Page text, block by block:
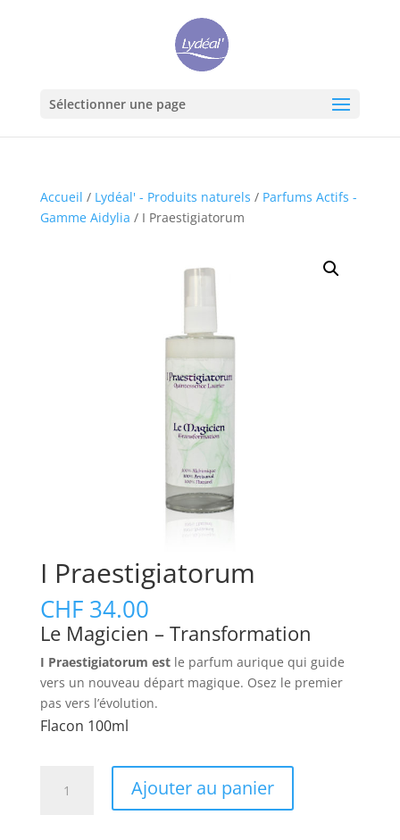
Sélectionner une page
Accueil / Lydéal' - Produits naturels / Parfums Actifs -
Gamme Aidylia / I Praestigiatorum
I Praestigiatorum
CHF34.00
Le Magicien – Transformation
I Praestigiatorum est le parfum aurique qui guide
vers un nouveau départ magique. Osez le premier
pas vers l’évolution.
Flacon 100ml
Ajouter au panier